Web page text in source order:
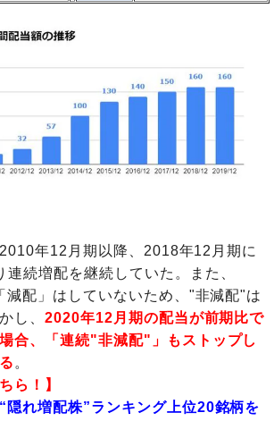
年12月期以降、2018年12月期に
続増配を継続していた。また、
減配」はしていないため、"非減配"は
し、2020年12月期の配当が前期比で
合、「連続"非減配"」もストップし
。
ら！】
隠れ増配株”ランキング上位20銘柄を